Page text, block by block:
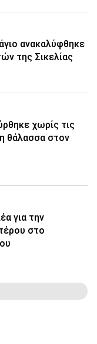
ανακαλύφθηκε
της Σικελίας
χωρίς τις
θάλασσα στον
για την
στο